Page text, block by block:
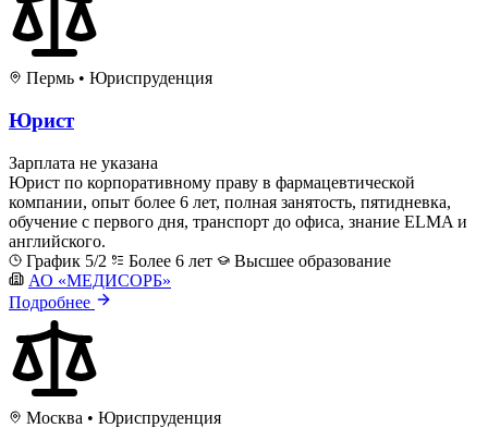
Пермь • Юриспруденция
Юрист
Зарплата не указана
Юрист по корпоративному праву в фармацевтической
компании, опыт более 6 лет, полная занятость, пятидневка,
обучение с первого дня, транспорт до офиса, знание ELMA и
английского.
График 5/2
Более 6 лет
Высшее образование
АО «МЕДИСОРБ»
Подробнее
Москва • Юриспруденция